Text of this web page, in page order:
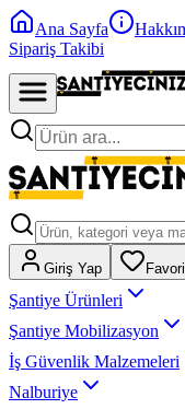
Ana Sayfa
Sipariş Takibi
Giriş Yap
Şantiye Ürünleri
Şantiye Mobilizasyon
İş Güvenlik Malzemeleri
Nalburiye